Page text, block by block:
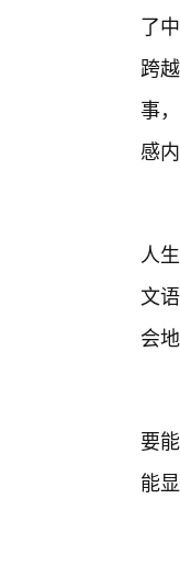
了
跨
事
感
人
文
会地
要
能